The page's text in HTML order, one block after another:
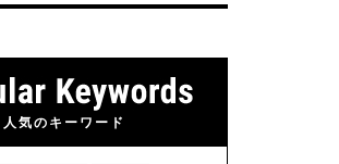
人気のキーワード